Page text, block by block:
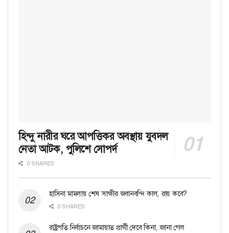
হিন্দু নারীর ঘরে আপত্তিকর অবস্থায় যুবদল
নেতা আটক, পুলিশে সোপর্দ
0 SHARES
হাসিনা মামলায় শেষ সাক্ষীর জবানবন্দি কাল, রায় কবে?
0 SHARES
রাষ্ট্রপতি নির্বাচনে জামায়াত প্রার্থী দেবে কিনা, জানা গেল